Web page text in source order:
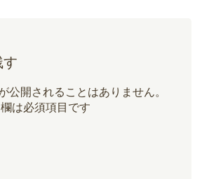
す
公開されることはありません。
は必須項目です